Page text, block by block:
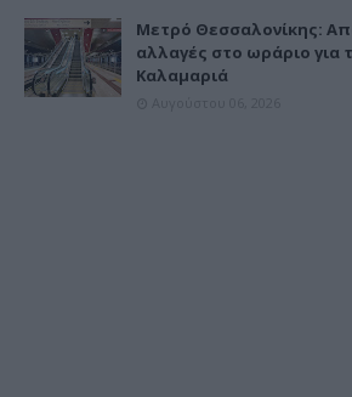
Μετρό Θεσσαλονίκης:
αλλαγές στο ωράριο για
Καλαμαριά